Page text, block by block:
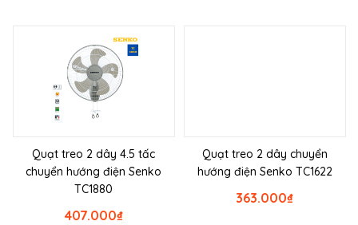
Quạt treo 2 dây 4.5 tấc
chuyển hướng điện Senko
TC1880
₫
407.000
Quạt treo 2 dây chuyển
hướng điện Senko TC1622
₫
363.000